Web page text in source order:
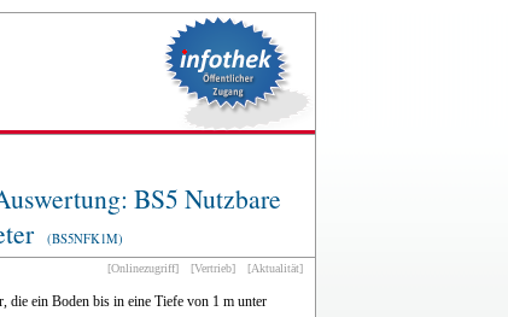
BS5 Nutzbare
(BS5NFK1M)
[Onlinezugriff] [Vertrieb] [Aktualität]
die ein Boden bis in eine Tiefe von 1 m unter